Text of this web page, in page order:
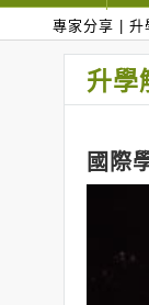
專家分享 升
升學
國際